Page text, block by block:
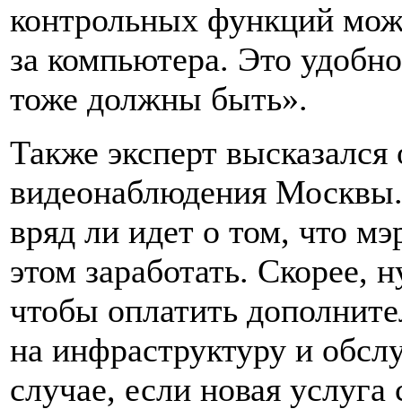
контрольных функций
за компьютера. Это
тоже должны быть».
Также эксперт
видеонаблюдения
вряд ли идет о том, что
этом заработать. Скорее,
чтобы оплатить
на инфраструктуру и
случае, если новая услуга